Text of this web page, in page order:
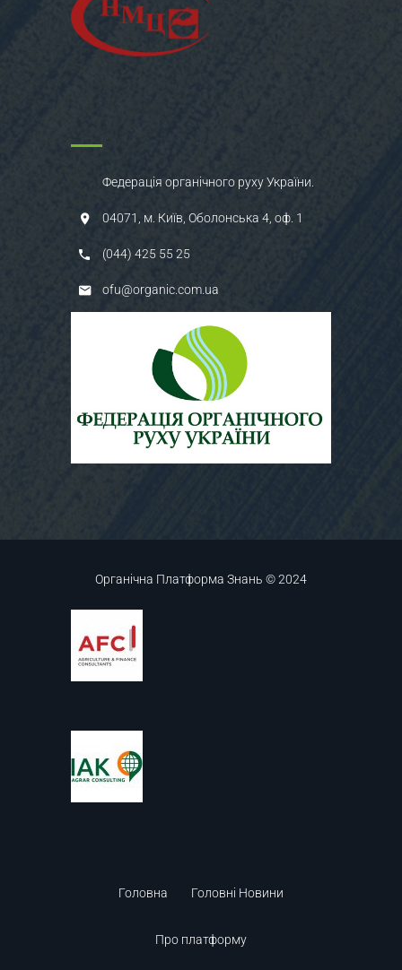
Федерація органічного руху України.
04071, м. Київ, Оболонська 4, оф. 1
(044) 425 55 25
ofu@organic.com.ua
Органічна Платформа Знань © 2024
Головна Головні Новини
Про платформу